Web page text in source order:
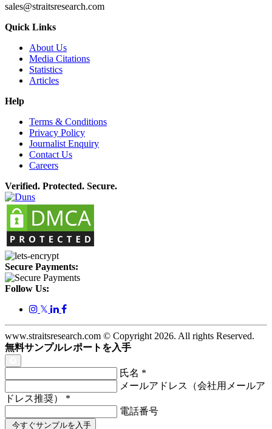
sales@straitsresearch.com
Quick Links
About Us
Media Citations
Statistics
Articles
Help
Terms & Conditions
Privacy Policy
Journalist Enquiry
Contact Us
Careers
Verified. Protected. Secure.
Secure Payments:
Follow Us:
𝕏
www.straitsresearch.com © Copyright 2026. All rights Reserved.
無料サンプルレポートを入手
氏名 *
メールアドレス（会社用メールア
ドレス推奨） *
電話番号